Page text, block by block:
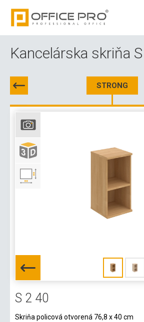
Kancelárska skriňa
STRONG
S 2 40
Skriňa policová otvorená 76,8 x 40 cm